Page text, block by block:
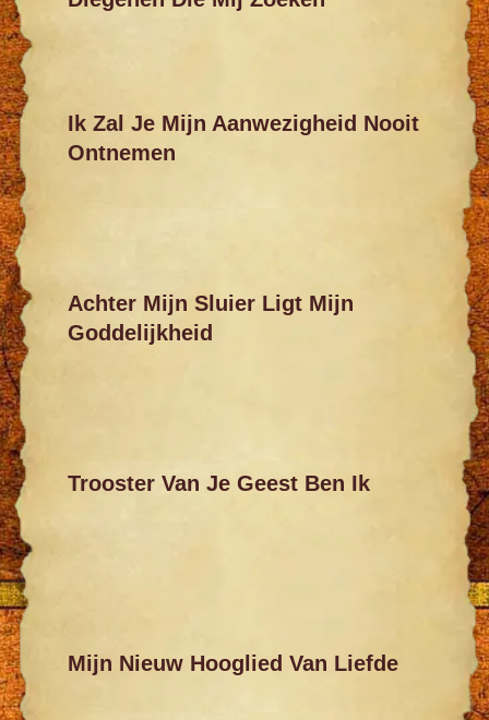
Ik Zal Je Mijn Aanwezigheid Nooit
Ontnemen
Achter Mijn Sluier Ligt Mijn
Goddelijkheid
Trooster Van Je Geest Ben Ik
Mijn Nieuw Hooglied Van Liefde